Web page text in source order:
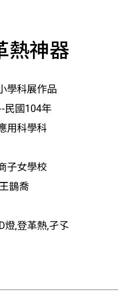
熱神器
學科展作品
民國104年
用科學科
子女學校
鵲喬
燈,登革熱,孑孓